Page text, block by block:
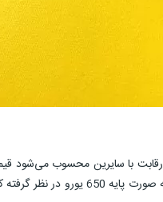
رقابت با سایرین محسوب می‌شود
شارک 4 پرو به چه صورت بوده و آیا در کلاس گیمینگ هم موفق شده